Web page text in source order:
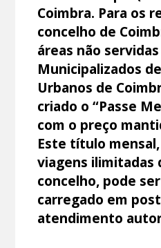
Coimbra. Para os
concelho de
áreas não
Municipalizados
Urbanos de
criado o “Passe
com o preço
Este título
viagens ilimitadas
concelho, pode
carregado em
atendimento